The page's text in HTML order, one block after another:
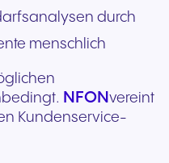
durch
menschlich
NFON vereint
Kundenservice-